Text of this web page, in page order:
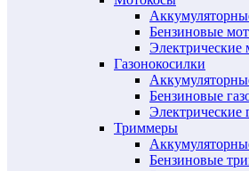
Бензиновые
Электрические
Газонокосилки
Бензиновые
Электрические
Триммеры
Бензиновые